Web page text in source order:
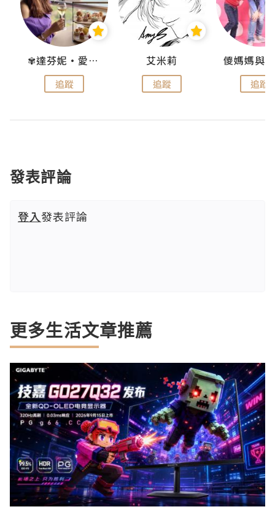
✾達芬妮•愛孩子•愛生活✾
追蹤
艾米莉
追蹤 追蹤
發表評論
登入發表評論
更多生活文章推薦